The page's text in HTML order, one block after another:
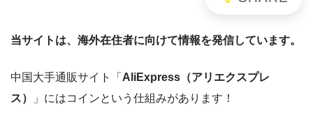
当サイトは、海外在住者に向けて情報を発信しています。
中国大手通販サイト「 AliExpress（アリエクスプレ
ス）
」にはコインという仕組みがあります！